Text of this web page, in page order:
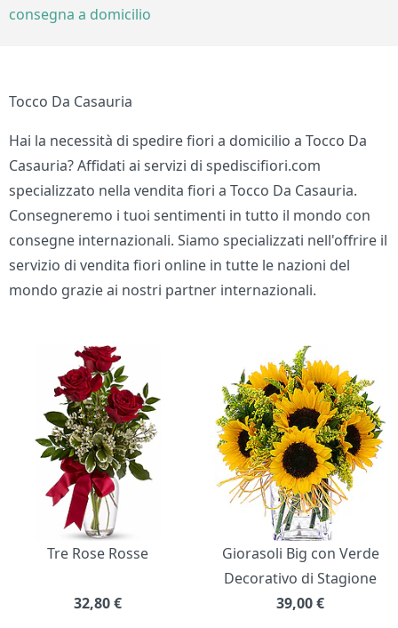
consegna a domicilio
Tocco Da Casauria
Hai la necessità di spedire fiori a domicilio a Tocco Da
Casauria? Affidati ai servizi di spediscifiori.com
specializzato nella vendita fiori a Tocco Da Casauria.
Consegneremo i tuoi sentimenti in tutto il mondo con
consegne internazionali. Siamo specializzati nell'offrire il
servizio di vendita fiori online in tutte le nazioni del
mondo grazie ai nostri partner internazionali.
Bouquet di fiori
Tre Rose Rosse
32,80€
Giorasoli Big con Verde
Decorativo di Stagione
39,00€